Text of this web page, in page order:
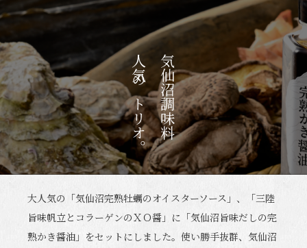
気仙沼調味料
人気のトリオ。
大人気の「気仙沼完熟牡蠣のオイスターソース」、「三陸
旨味帆立とコラーゲンのＸＯ醤」に「気仙沼旨味だしの完
熟かき醤油」をセットにしました。使い勝手抜群、気仙沼